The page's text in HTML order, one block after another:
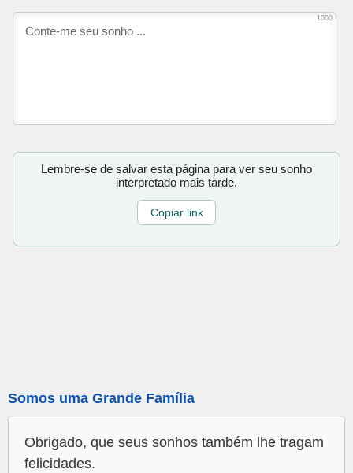
1000
Lembre-se de salvar esta página para ver seu sonho
interpretado mais tarde.
Copiar link
Somos uma Grande Família
Obrigado, que seus sonhos também lhe tragam
felicidades.